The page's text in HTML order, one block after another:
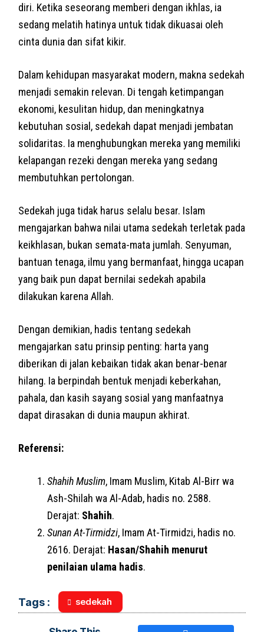
diri. Ketika seseorang memberi dengan ikhlas, ia
sedang melatih hatinya untuk tidak dikuasai oleh
cinta dunia dan sifat kikir.
Dalam kehidupan masyarakat modern, makna sedekah
menjadi semakin relevan. Di tengah ketimpangan
ekonomi, kesulitan hidup, dan meningkatnya
kebutuhan sosial, sedekah dapat menjadi jembatan
solidaritas. Ia menghubungkan mereka yang memiliki
kelapangan rezeki dengan mereka yang sedang
membutuhkan pertolongan.
Sedekah juga tidak harus selalu besar. Islam
mengajarkan bahwa nilai utama sedekah terletak pada
keikhlasan, bukan semata-mata jumlah. Senyuman,
bantuan tenaga, ilmu yang bermanfaat, hingga ucapan
yang baik pun dapat bernilai sedekah apabila
dilakukan karena Allah.
Dengan demikian, hadis tentang sedekah
mengajarkan satu prinsip penting: harta yang
diberikan di jalan kebaikan tidak akan benar-benar
hilang. Ia berpindah bentuk menjadi keberkahan,
pahala, dan kasih sayang sosial yang manfaatnya
dapat dirasakan di dunia maupun akhirat.
Referensi:
Shahih Muslim, Imam Muslim, Kitab Al-Birr wa
Ash-Shilah wa Al-Adab, hadis no. 2588.
Derajat: Shahih.
Sunan At-Tirmidzi, Imam At-Tirmidzi, hadis no.
2616. Derajat: Hasan/Shahih menurut
penilaian ulama hadis.
Tags : sedekah